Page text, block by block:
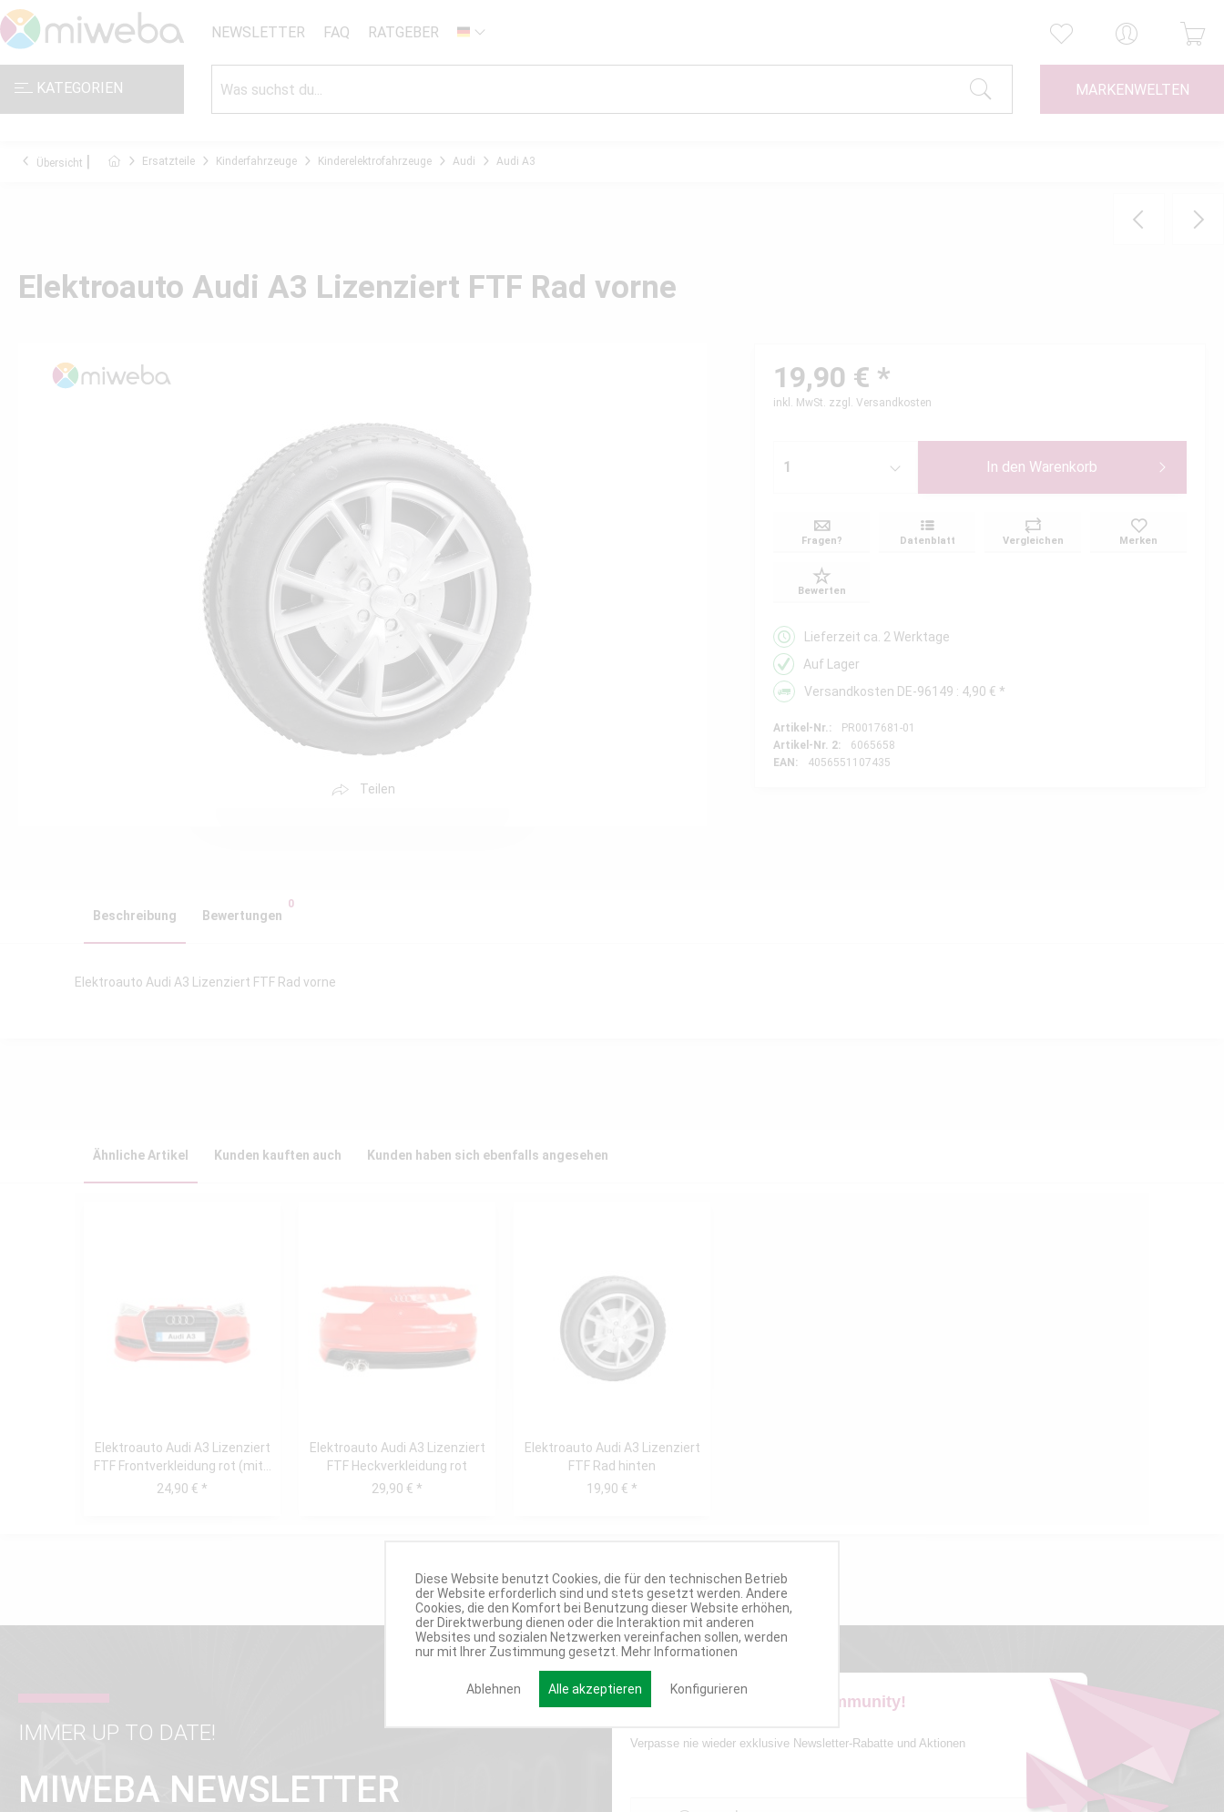
NEWSLETTER FAQ RATGEBER DE
KATEGORIEN MARKENWELTEN
Übersicht Ersatzteile Kinderfahrzeuge Kinderelektrofahrzeuge Audi Audi A3
Elektroauto Audi A3 Lizenziert FTF Rad vorne
Teilen
19,90 € *
inkl. MwSt. zzgl. Versandkosten
In den Warenkorb
Fragen? Datenblatt Vergleichen Merken
Bewerten
Lieferzeit ca. 2 Werktage
Auf Lager
Versandkosten DE-96149 : 4,90 € *
Artikel-Nr.:
PR0017681-01
Artikel-Nr. 2:
6065658
EAN:
4056551107435
Beschreibung Bewertungen
0
Elektroauto Audi A3 Lizenziert FTF Rad vorne
Ähnliche Artikel Kunden kauften auch Kunden haben sich ebenfalls angesehen
Elektroauto Audi A3 Lizenziert
FTF Frontverkleidung rot (mit...
24,90 € *
Elektroauto Audi A3 Lizenziert
FTF Heckverkleidung rot
29,90 € *
Elektroauto Audi A3 Lizenziert
FTF Rad hinten
19,90 € *
IMMER UP TO DATE!
MIWEBA NEWSLETTER
Werde Teil der Miweba Community!
Verpasse nie wieder exklusive Newsletter-Rabatte und Aktionen
Diese Website benutzt Cookies, die für den technischen Betrieb
der Website erforderlich sind und stets gesetzt werden. Andere
Cookies, die den Komfort bei Benutzung dieser Website erhöhen,
der Direktwerbung dienen oder die Interaktion mit anderen
Websites und sozialen Netzwerken vereinfachen sollen, werden
nur mit Ihrer Zustimmung gesetzt. Mehr Informationen
Ablehnen Alle akzeptieren Konfigurieren